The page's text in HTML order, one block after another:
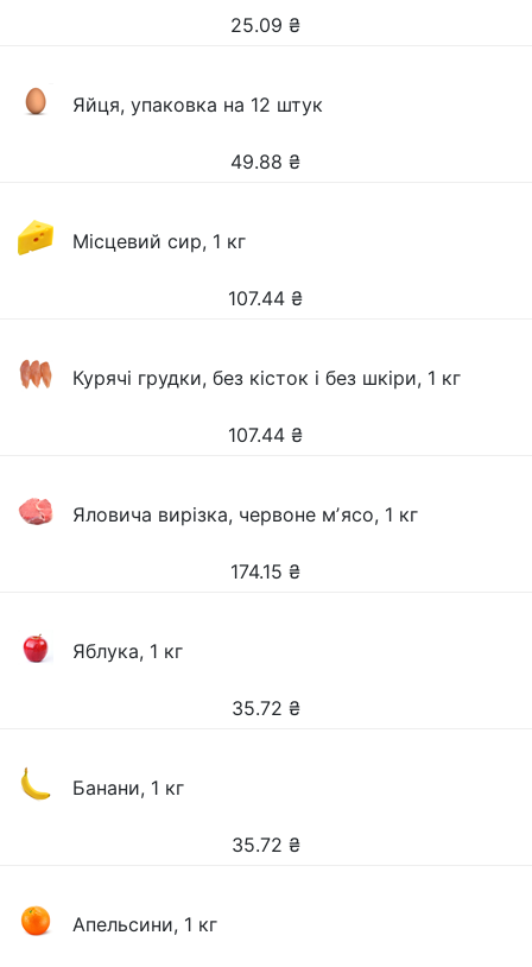
25.09 ₴
Яйця, упаковка на 12 штук
49.88 ₴
Місцевий сир, 1 кг
107.44 ₴
Курячі грудки, без кісток і без шкіри, 1 кг
107.44 ₴
Яловича вирізка, червоне мʼясо, 1 кг
174.15 ₴
Яблука, 1 кг
35.72 ₴
Банани, 1 кг
35.72 ₴
Апельсини, 1 кг